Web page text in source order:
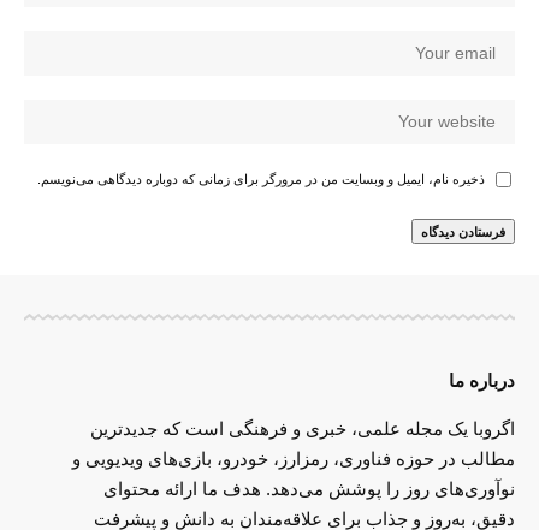
ذخیره نام، ایمیل و وبسایت من در مرورگر برای زمانی که دوباره دیدگاهی می‌نویسم.
درباره ما
اگروبا یک مجله علمی، خبری و فرهنگی است که جدیدترین
مطالب در حوزه فناوری، رمزارز، خودرو، بازی‌های ویدیویی و
نوآوری‌های روز را پوشش می‌دهد. هدف ما ارائه محتوای
دقیق، به‌روز و جذاب برای علاقه‌مندان به دانش و پیشرفت